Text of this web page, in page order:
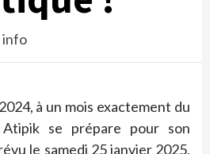
info
à un mois exactement du
Atipik se prépare pour son
le samedi 25 janvier 2025,